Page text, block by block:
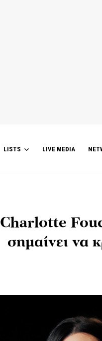
LISTS LIVE MEDIA
Charlotte
σημαίνει να